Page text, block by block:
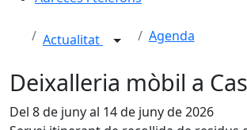
Actualitat Agenda
Deixalleria mòbil a
Del 8 de juny al 14 de juny de 2026